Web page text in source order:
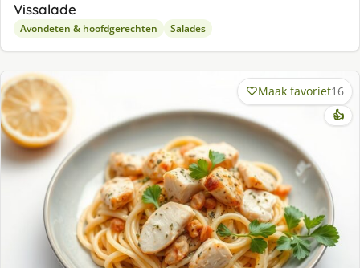
Vissalade
Avondeten & hoofdgerechten Salades
Maak favoriet16
👍